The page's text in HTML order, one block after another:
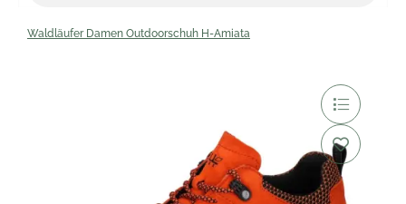
Waldläufer Damen Outdoorschuh H-Amiata